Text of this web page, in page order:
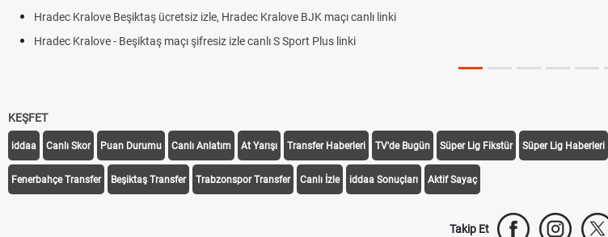
Hradec Kralove Beşiktaş ücretsiz izle, Hradec Kralove BJK maçı canlı linki
Hradec Kralove - Beşiktaş maçı şifresiz izle canlı S Sport Plus linki
KEŞFET
iddaa Canlı Skor Puan Durumu Canlı Anlatım At Yarışı Transfer Haberleri TV'de Bugün Süper Lig Fikstür Süper Lig Haberleri
Fenerbahçe Transfer Beşiktaş Transfer Trabzonspor Transfer Canlı İzle iddaa Sonuçları Aktif Sayaç
Takip Et